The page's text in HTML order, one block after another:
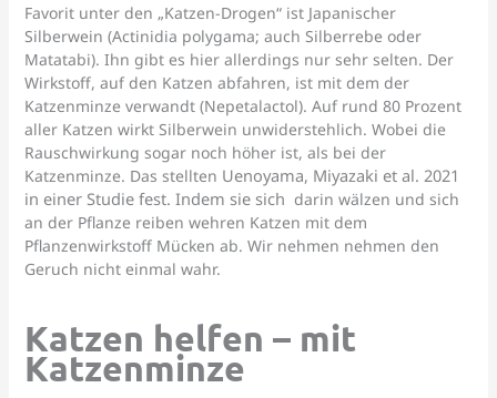
Favorit unter den „Katzen-Drogen“ ist Japanischer
Silberwein (Actinidia polygama; auch Silberrebe oder
Matatabi). Ihn gibt es hier allerdings nur sehr selten. Der
Wirkstoff, auf den Katzen abfahren, ist mit dem der
Katzenminze verwandt (Nepetalactol). Auf rund 80 Prozent
aller Katzen wirkt Silberwein unwiderstehlich. Wobei die
Rauschwirkung sogar noch höher ist, als bei der
Katzenminze. Das stellten Uenoyama, Miyazaki et al. 2021
in einer Studie fest. Indem sie sich darin wälzen und sich
an der Pflanze reiben wehren Katzen mit dem
Pflanzenwirkstoff Mücken ab. Wir nehmen nehmen den
Geruch nicht einmal wahr.
Katzen helfen – mit
Katzenminze